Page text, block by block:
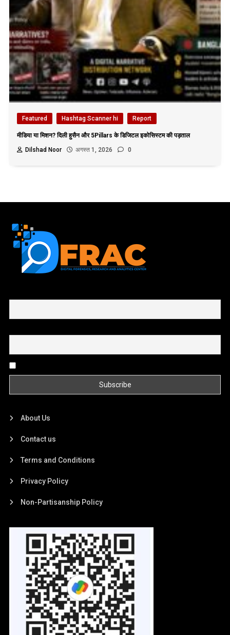
Featured Hashtag Scanner hi Report
मीडिया या मिशन? दिली हुसैन और 5Pillars के डिजिटल इकोसिस्टम की पड़ताल
Dilshad Noor
अगस्त 1, 2026 0
About Us
Contact us
Terms and Conditions
Privacy Policy
Non-Partisanship Policy